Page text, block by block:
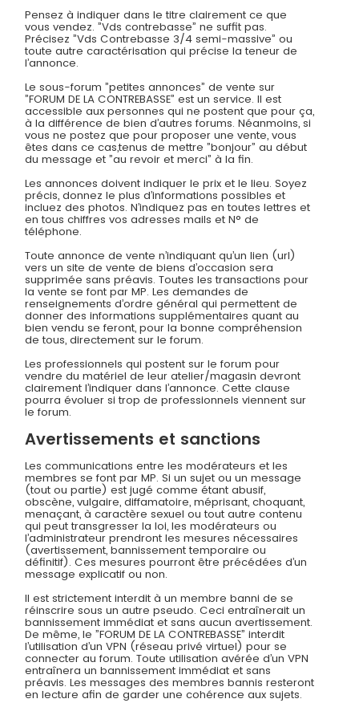
Pensez à indiquer dans le titre clairement ce que
vous vendez. ”Vds contrebasse” ne suffit pas.
Précisez ”Vds Contrebasse 3/4 semi-massive” ou
toute autre caractérisation qui précise la teneur de
l’annonce.
Le sous-forum ”petites annonces” de vente sur
”FORUM DE LA CONTREBASSE” est un service. Il est
accessible aux personnes qui ne postent que pour ça,
à la différence de bien d’autres forums. Néanmoins, si
vous ne postez que pour proposer une vente, vous
êtes dans ce cas,tenus de mettre ”bonjour” au début
du message et ”au revoir et merci” à la fin.
Les annonces doivent indiquer le prix et le lieu. Soyez
précis, donnez le plus d’informations possibles et
incluez des photos. N’indiquez pas en toutes lettres et
en tous chiffres vos adresses mails et N° de
téléphone.
Toute annonce de vente n’indiquant qu’un lien (url)
vers un site de vente de biens d’occasion sera
supprimée sans préavis. Toutes les transactions pour
la vente se font par MP. Les demandes de
renseignements d’ordre général qui permettent de
donner des informations supplémentaires quant au
bien vendu se feront, pour la bonne compréhension
de tous, directement sur le forum.
Les professionnels qui postent sur le forum pour
vendre du matériel de leur atelier/magasin devront
clairement l’indiquer dans l’annonce. Cette clause
pourra évoluer si trop de professionnels viennent sur
le forum.
Avertissements et sanctions
Les communications entre les modérateurs et les
membres se font par MP. Si un sujet ou un message
(tout ou partie) est jugé comme étant abusif,
obscène, vulgaire, diffamatoire, méprisant, choquant,
menaçant, à caractère sexuel ou tout autre contenu
qui peut transgresser la loi, les modérateurs ou
l’administrateur prendront les mesures nécessaires
(avertissement, bannissement temporaire ou
définitif). Ces mesures pourront être précédées d’un
message explicatif ou non.
Il est strictement interdit à un membre banni de se
réinscrire sous un autre pseudo. Ceci entraînerait un
bannissement immédiat et sans aucun avertissement.
De même, le ”FORUM DE LA CONTREBASSE” interdit
l’utilisation d’un VPN (réseau privé virtuel) pour se
connecter au forum. Toute utilisation avérée d’un VPN
entraînera un bannissement immédiat et sans
préavis. Les messages des membres bannis resteront
en lecture afin de garder une cohérence aux sujets.